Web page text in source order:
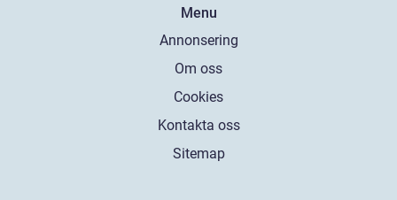
Menu
Annonsering
Om oss
Cookies
Kontakta oss
Sitemap